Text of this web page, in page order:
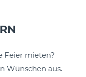
Feier mieten?
Wünschen aus.